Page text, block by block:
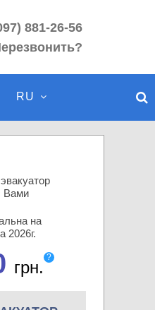
881-26-56
RU
Вами
на
2026г.
грн.
?